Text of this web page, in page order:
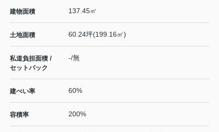
建物面積 137.45㎡
土地面積 60.24坪(199.16㎡)
私道負担面積 /
セットバック
-/無
建ぺい率 60%
容積率 200%